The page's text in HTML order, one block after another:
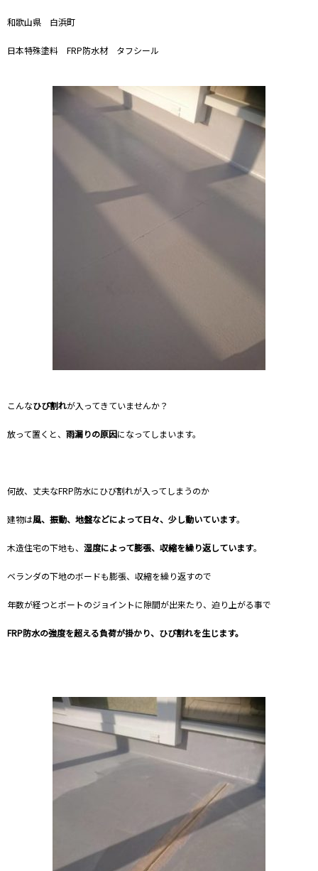
和歌山県 白浜町
日本特殊塗料 FRP防水材 タフシール
こんなひび割れが入ってきていませんか？
放って置くと、 雨漏りの原因になってしまいます。
何故、丈夫なFRP防水にひび割れが入ってしまうのか
建物は風、振動、地盤などによって日々、少し動いています。
木造住宅の下地も、 湿度によって膨張、収縮を繰り返しています。
ベランダの下地のボードも膨張、収縮を繰り返すので
年数が経つとボートのジョイントに隙間が出来たり、迫り上がる事で
FRP防水の強度を超える負荷が掛かり、ひび割れを生じます。